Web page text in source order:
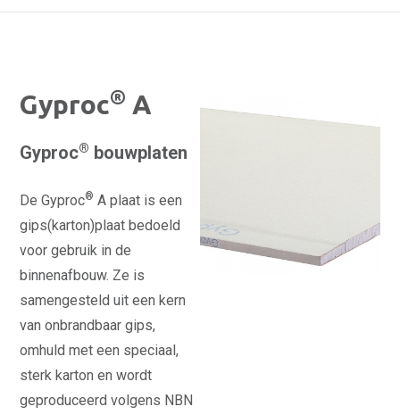
Gyproc® A
Gyproc® bouwplaten
De Gyproc® A plaat is een
gips(karton)plaat bedoeld
voor gebruik in de
binnenafbouw. Ze is
samengesteld uit een kern
van onbrandbaar gips,
omhuld met een speciaal,
sterk karton en wordt
geproduceerd volgens NBN